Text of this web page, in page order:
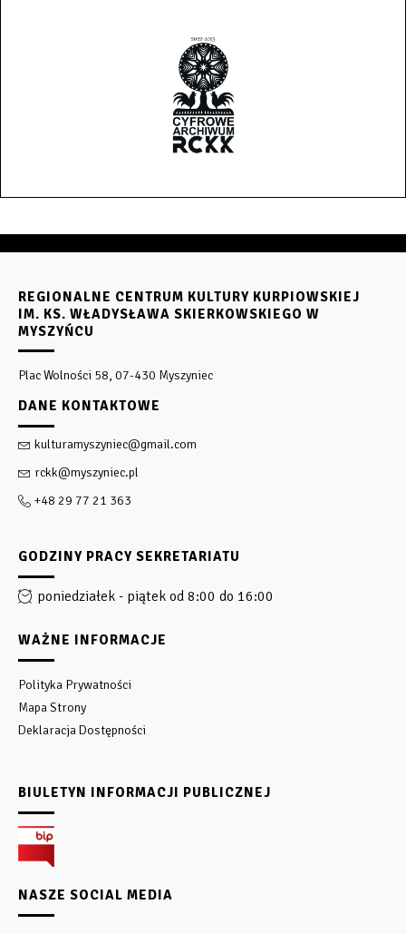
REGIONALNE CENTRUM KULTURY KURPIOWSKIEJ
IM. KS. WŁADYSŁAWA SKIERKOWSKIEGO W
MYSZYŃCU
Plac Wolności 58, 07-430 Myszyniec
DANE KONTAKTOWE
kulturamyszyniec@gmail.com
rckk@myszyniec.pl
+48 29 77 21 363
GODZINY PRACY SEKRETARIATU
poniedziałek - piątek od 8:00 do 16:00
WAŻNE INFORMACJE
Polityka Prywatności
Mapa Strony
Deklaracja Dostępności
BIULETYN INFORMACJI PUBLICZNEJ
NASZE SOCIAL MEDIA